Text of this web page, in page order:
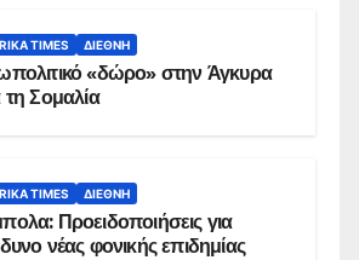
TIMES ΔΙΕΘΝΉ
«δώρο» στην Άγκυρα
τη Σομαλία
TIMES ΔΙΕΘΝΉ
Προειδοποιήσεις για
νέας φονικής επιδημίας